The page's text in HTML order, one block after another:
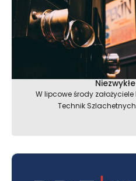
W lipcowe środy
Technik